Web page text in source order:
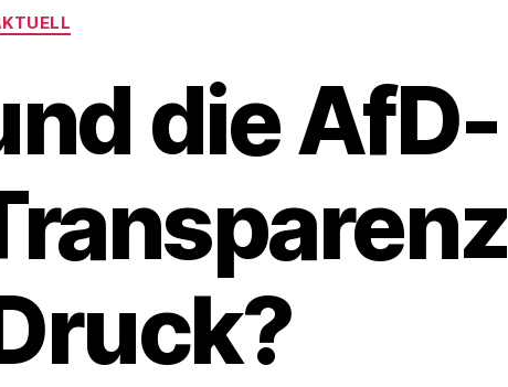
Kategorien
die AfD-